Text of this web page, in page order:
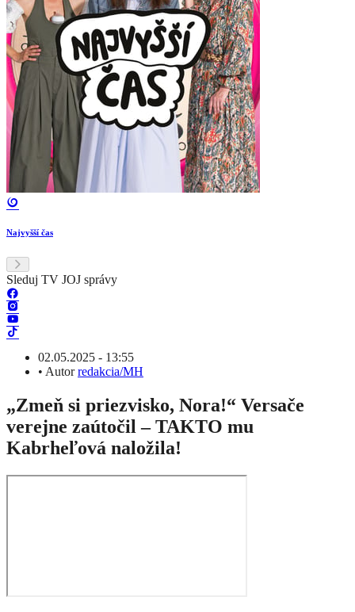
Najvyšší čas
Sleduj TV JOJ správy
02.05.2025 - 13:55
• Autorredakcia/MH
„Zmeň si priezvisko, Nora!“ Versače
verejne zaútočil – TAKTO mu
Kabrheľová naložila!